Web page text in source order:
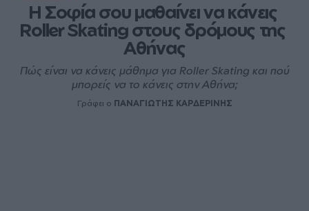
Η Σοφία σου μαθαίνει να κάνεις
Roller Skating στους δρόμους της
Αθήνας
Πώς είναι να κάνεις μάθημα για Roller Skating και πού
μπορείς να το κάνεις στην Αθήνα;
Γράφει ο ΠΑΝΑΓΙΩΤΗΣ ΚΑΡΔΕΡΙΝΗΣ